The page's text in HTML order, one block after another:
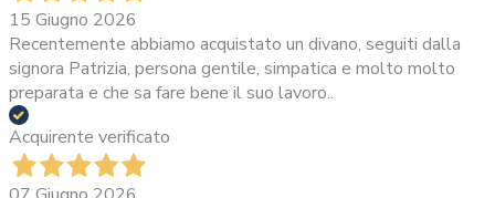
15 Giugno 2026
Recentemente abbiamo acquistato un divano, seguiti dalla
signora Patrizia, persona gentile, simpatica e molto molto
preparata e che sa fare bene il suo lavoro..
Acquirente verificato